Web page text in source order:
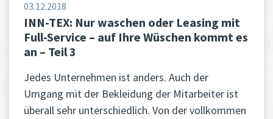
03.12.2018
INN-TEX: Nur waschen oder Leasing mit
Full-Service – auf Ihre Wüschen kommt es
an – Teil 3
Jedes Unternehmen ist anders. Auch der
Umgang mit der Bekleidung der Mitarbeiter ist
überall sehr unterschiedlich. Von der vollkommen